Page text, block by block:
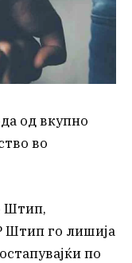
од вкупно
во
Штип,
Штип го лишија
по